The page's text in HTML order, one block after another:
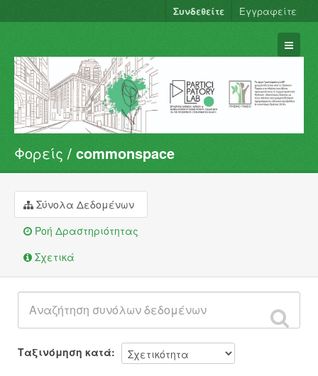
Συνδεθείτε Εγγραφείτε
Σύνολα Δεδομένων
Φορείς
Ομάδες
Σχετικά
Φορείς commonspace
Σύνολα Δεδομένων
Ροή Δραστηριότητας
Σχετικά
Ταξινόμηση κατά